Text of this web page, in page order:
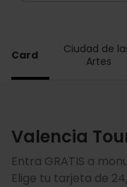
Card
Ciudad de
Artes
Valencia
Entra GRATIS a
Elige tu tarjeta de